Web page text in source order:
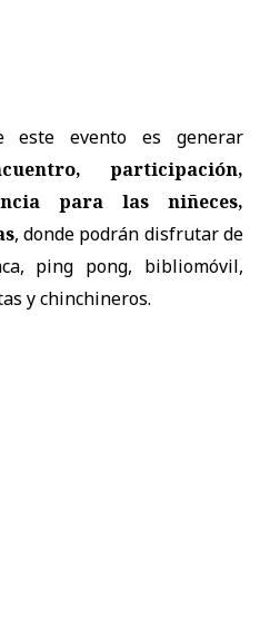
este evento es generar
participación,
para las niñeces,
, donde podrán disfrutar de
ping pong, bibliomóvil,
y chinchineros.